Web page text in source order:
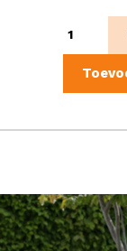
link
aantal